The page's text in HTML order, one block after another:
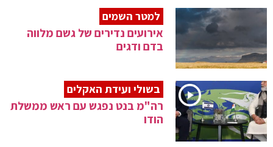
למטר השמים
אירועים נדירים של גשם מלווה
בדם ודגים
בשולי ועידת האקלים
רה"מ בנט נפגש עם ראש ממשלת
הודו